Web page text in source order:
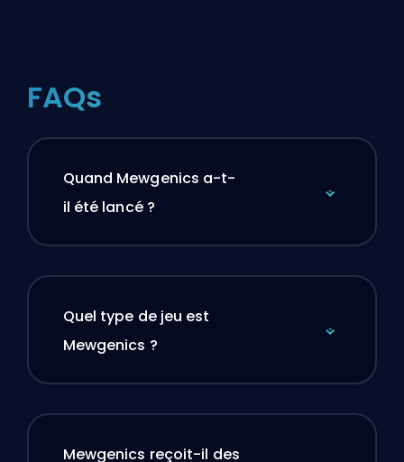
FAQs
Quand Mewgenics a-t-
il été lancé ?
Quel type de jeu est
Mewgenics ?
Mewgenics reçoit-il des